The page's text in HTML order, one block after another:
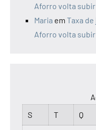
Aforro volta
Maria em Taxa
Aforro volta
S
T Q